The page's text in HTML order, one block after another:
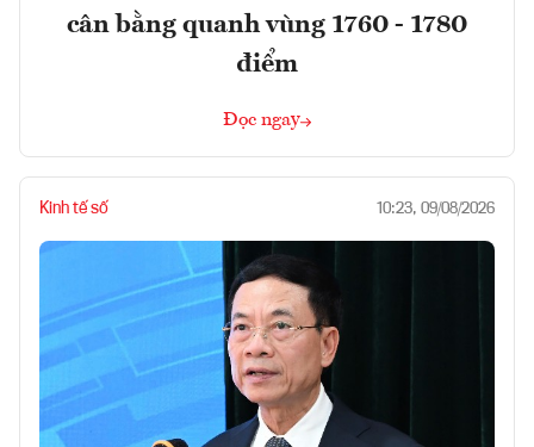
cân bằng quanh vùng 1760 - 1780
điểm
Đọc ngay
Kinh tế số 10:23, 09/08/2026